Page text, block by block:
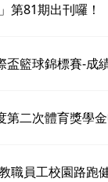
第81期出刊囉！
盃籃球錦標賽-成
第二次體育獎學
職員工校園路跑